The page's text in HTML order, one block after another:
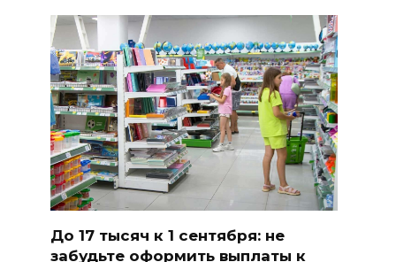
До 17 тысяч к 1 сентября: не
забудьте оформить выплаты к